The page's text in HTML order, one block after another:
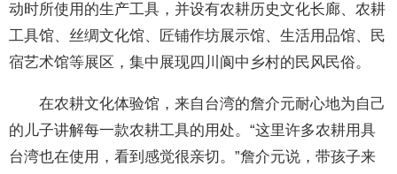
动时所使用的生产工具，并设有农耕历史文化长廊、农耕
工具馆、丝绸文化馆、匠铺作坊展示馆、生活用品馆、民
宿艺术馆等展区，集中展现四川阆中乡村的民风民俗。
在农耕文化体验馆，来自台湾的詹介元耐心地为自己
的儿子讲解每一款农耕工具的用处。“这里许多农耕用具
台湾也在使用，看到感觉很亲切。”詹介元说，带孩子来